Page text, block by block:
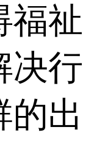
福祉
决行
的出